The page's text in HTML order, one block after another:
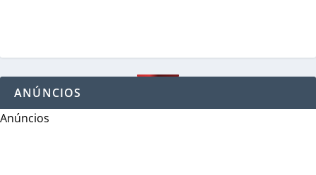
ANÚNCIOS
Anúncios